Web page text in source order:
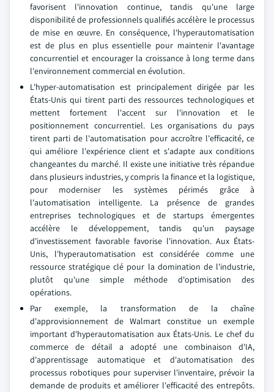
favorisent l'innovation continue, tandis qu'une large
disponibilité de professionnels qualifiés accélère le processus
de mise en œuvre. En conséquence, l'hyperautomatisation
est de plus en plus essentielle pour maintenir l'avantage
concurrentiel et encourager la croissance à long terme dans
l'environnement commercial en évolution.
L'hyper-automatisation est principalement dirigée par les
États-Unis qui tirent parti des ressources technologiques et
mettent fortement l'accent sur l'innovation et le
positionnement concurrentiel. Les organisations du pays
tirent parti de l'automatisation pour accroître l'efficacité, ce
qui améliore l'expérience client et s'adapte aux conditions
changeantes du marché. Il existe une initiative très répandue
dans plusieurs industries, y compris la finance et la logistique,
pour moderniser les systèmes périmés grâce à
l'automatisation intelligente. La présence de grandes
entreprises technologiques et de startups émergentes
accélère le développement, tandis qu'un paysage
d'investissement favorable favorise l'innovation. Aux États-
Unis, l'hyperautomatisation est considérée comme une
ressource stratégique clé pour la domination de l'industrie,
plutôt qu'une simple méthode d'optimisation des
opérations.
Par exemple, la transformation de la chaîne
d'approvisionnement de Walmart constitue un exemple
important d'hyperautomatisation aux États-Unis. Le chef du
commerce de détail a adopté une combinaison d'IA,
d'apprentissage automatique et d'automatisation des
processus robotiques pour superviser l'inventaire, prévoir la
demande de produits et améliorer l'efficacité des entrepôts.